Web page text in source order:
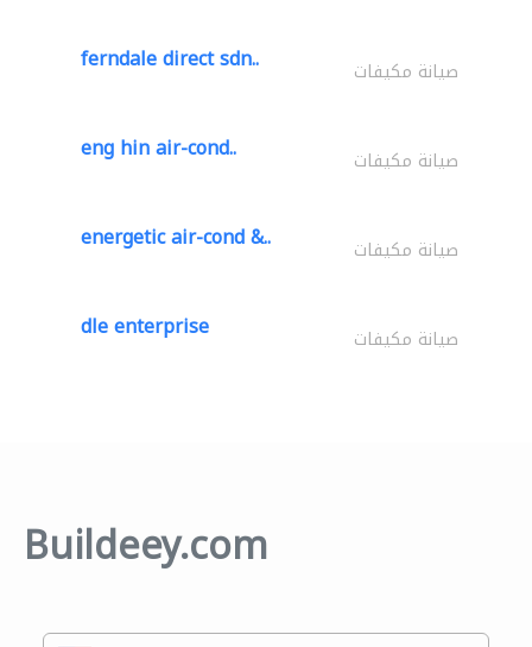
ferndale direct sdn.. صيانة مكيفات
eng hin air-cond.. صيانة مكيفات
energetic air-cond &.. صيانة مكيفات
dle enterprise صيانة مكيفات
Buildeey.com